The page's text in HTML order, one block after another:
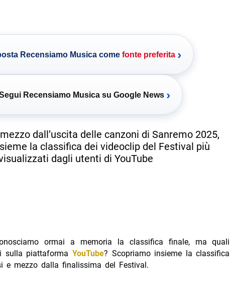
Recensiamo Musica come fonte preferita ›
Recensiamo Musica su Google News ›
dall’uscita delle canzoni di Sanremo 2025,
la classifica dei videoclip del Festival più
dagli utenti di YouTube
ormai a memoria la classifica finale, ma quali
sulla piattaforma YouTube? Scopriamo insieme la classifica
e mezzo dalla finalissima del Festival.